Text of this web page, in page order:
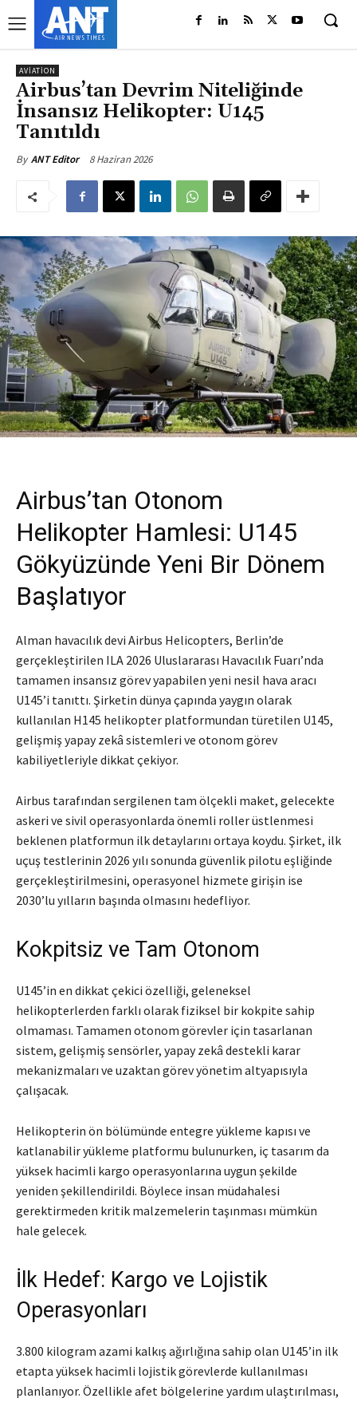
AVIATION
Airbus’tan Devrim Niteliğinde
İnsansız Helikopter: U145
Tanıtıldı
By ANT Editor 8 Haziran 2026
Airbus’tan Otonom
Helikopter Hamlesi: U145
Gökyüzünde Yeni Bir Dönem
Başlatıyor
Alman havacılık devi Airbus Helicopters, Berlin’de
gerçekleştirilen ILA 2026 Uluslararası Havacılık Fuarı’nda
tamamen insansız görev yapabilen yeni nesil hava aracı
U145’i tanıttı. Şirketin dünya çapında yaygın olarak
kullanılan H145 helikopter platformundan türetilen U145,
gelişmiş yapay zekâ sistemleri ve otonom görev
kabiliyetleriyle dikkat çekiyor.
Airbus tarafından sergilenen tam ölçekli maket, gelecekte
askeri ve sivil operasyonlarda önemli roller üstlenmesi
beklenen platformun ilk detaylarını ortaya koydu. Şirket, ilk
uçuş testlerinin 2026 yılı sonunda güvenlik pilotu eşliğinde
gerçekleştirilmesini, operasyonel hizmete girişin ise
2030’lu yılların başında olmasını hedefliyor.
Kokpitsiz ve Tam Otonom
U145’in en dikkat çekici özelliği, geleneksel
helikopterlerden farklı olarak fiziksel bir kokpite sahip
olmaması. Tamamen otonom görevler için tasarlanan
sistem, gelişmiş sensörler, yapay zekâ destekli karar
mekanizmaları ve uzaktan görev yönetim altyapısıyla
çalışacak.
Helikopterin ön bölümünde entegre yükleme kapısı ve
katlanabilir yükleme platformu bulunurken, iç tasarım da
yüksek hacimli kargo operasyonlarına uygun şekilde
yeniden şekillendirildi. Böylece insan müdahalesi
gerektirmeden kritik malzemelerin taşınması mümkün
hale gelecek.
İlk Hedef: Kargo ve Lojistik
Operasyonları
3.800 kilogram azami kalkış ağırlığına sahip olan U145’in ilk
etapta yüksek hacimli lojistik görevlerde kullanılması
planlanıyor. Özellikle afet bölgelerine yardım ulaştırılması,